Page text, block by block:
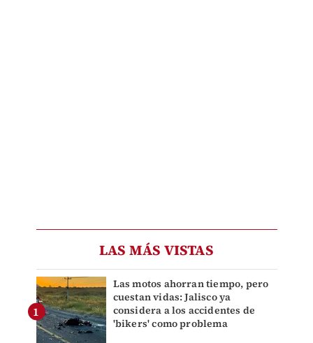
LAS MÁS VISTAS
Las motos ahorran tiempo, pero
cuestan vidas: Jalisco ya
considera a los accidentes de
'bikers' como problema